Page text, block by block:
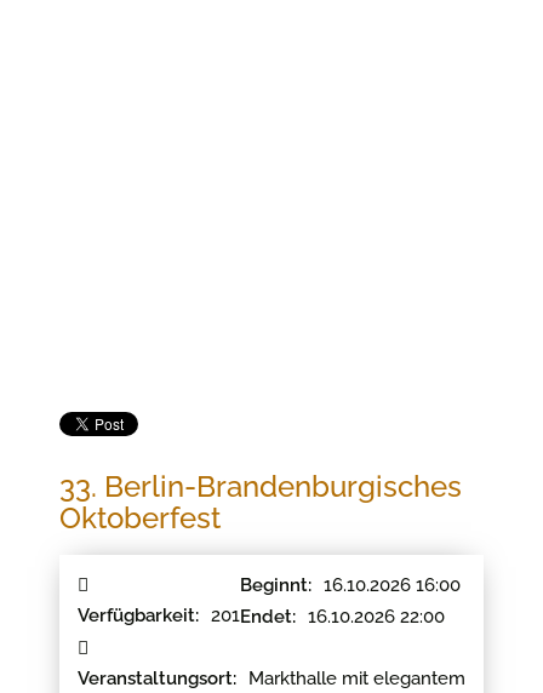
33. Berlin-Brandenburgisches
Oktoberfest
Verfügbarkeit: 201
Beginnt: 16.10.2026 16:00
Endet: 16.10.2026 22:00
Veranstaltungsort: Markthalle mit elegantem